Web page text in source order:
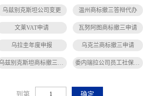
乌兹别克斯坦公司变更 温州商标撤三答辩代办
文莱VAT申请 瓦努阿图商标撤三申请
乌拉圭年度申报 乌克兰商标撤三申请
乌兹别克斯坦商标撤三申请 委内瑞拉公司员工社保缴纳
到第 确定